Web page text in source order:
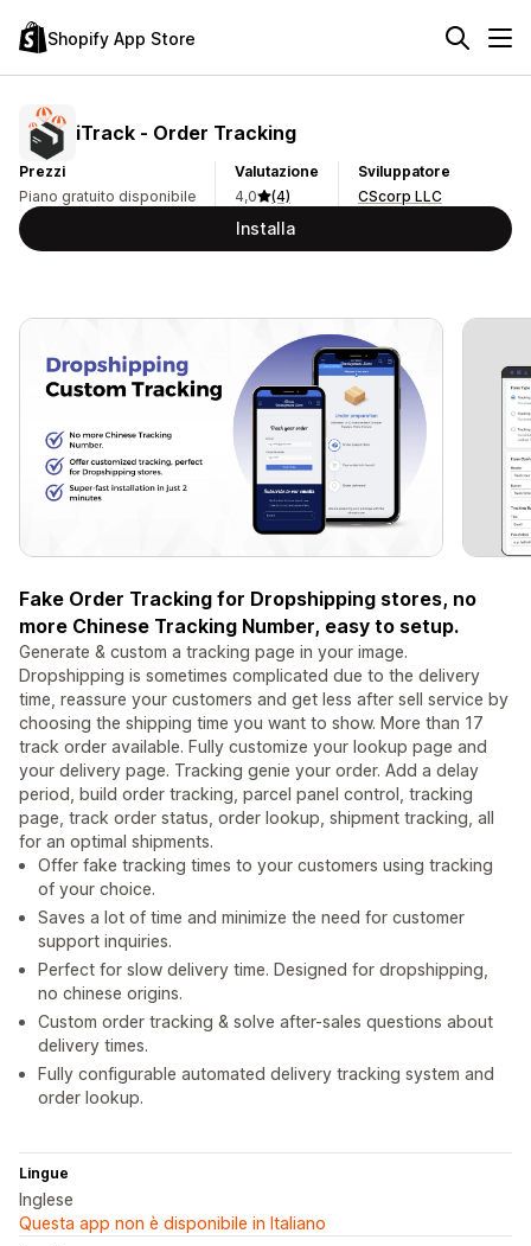
Shopify App Store
iTrack ‑ Order Tracking
Prezzi
Piano gratuito disponibile
Valutazione
4,0
(4)
Sviluppatore
CScorp LLC
Installa
Fake Order Tracking for Dropshipping stores, no
more Chinese Tracking Number, easy to setup.
Generate & custom a tracking page in your image.
Dropshipping is sometimes complicated due to the delivery
time, reassure your customers and get less after sell service by
choosing the shipping time you want to show. More than 17
track order available. Fully customize your lookup page and
your delivery page. Tracking genie your order. Add a delay
period, build order tracking, parcel panel control, tracking
page, track order status, order lookup, shipment tracking, all
for an optimal shipments.
Offer fake tracking times to your customers using tracking
of your choice.
Saves a lot of time and minimize the need for customer
support inquiries.
Perfect for slow delivery time. Designed for dropshipping,
no chinese origins.
Custom order tracking & solve after-sales questions about
delivery times.
Fully configurable automated delivery tracking system and
order lookup.
Lingue
Inglese
Questa app non è disponibile in Italiano